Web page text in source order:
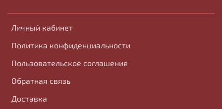
Личный кабинет
Политика конфиденциальности
Пользовательское соглашение
Обратная связь
Доставка